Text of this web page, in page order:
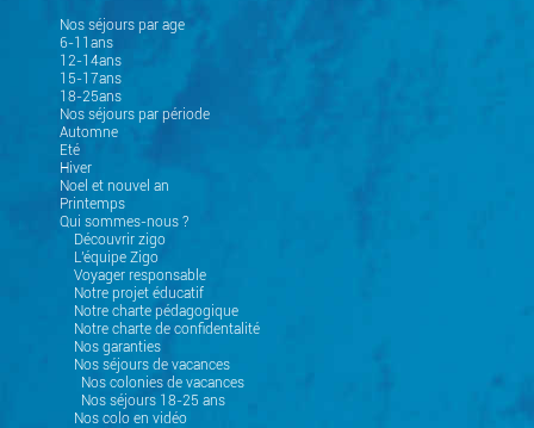
Nos séjours par age
6-11ans
12-14ans
15-17ans
18-25ans
Nos séjours par période
Automne
Eté
Hiver
Noel et nouvel an
Printemps
Qui sommes-nous ?
Découvrir zigo
L'équipe Zigo
Voyager responsable
Notre projet éducatif
Notre charte pédagogique
Notre charte de confidentalité
Nos garanties
Nos séjours de vacances
Nos colonies de vacances
Nos séjours 18-25 ans
Nos colo en vidéo